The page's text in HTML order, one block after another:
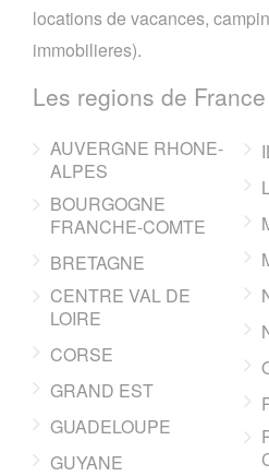
locations de vacances,
immobilieres).
Les regions de France
AUVERGNE RHONE-
ALPES
BOURGOGNE
FRANCHE-COMTE
BRETAGNE
CENTRE VAL DE
LOIRE
CORSE
GRAND EST
GUADELOUPE
GUYANE